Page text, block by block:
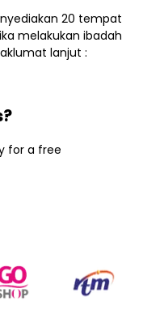
20 tempat
melakukan ibadah
lanjut :
for a free